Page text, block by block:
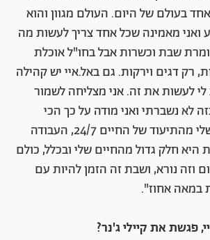
בעולם של היום. העולם מגוון והוא
מאמינה שכל אחד צריך לעשות מה
שבת וכשרות אבל בחו"ל אוכלת
רק דגים וירקות. גם באל.איי יש קהילה
לעשות את זה. אני מצליחה לשמור
לא נשברתי ואני מודה על כך הכי
בעולם. זה השקט שלי מהתיעוד של החיים 24/7, העבודה
חלק גדול מהחיים שלי ובכלל, כולם
וזה נורא, ושבת זה הזמן להיות עם
במאה אחוז".
פגשת את קיילי ג'נר?